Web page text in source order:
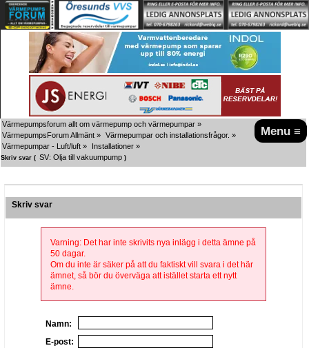
Menu ≡
Värmepumpsforum allt om värmepump och värmepumpar »
VärmepumpsForum Allmänt » Värmepumpar och installationsfrågor. »
Värmepumpar - Luft/luft » Installationer »
Skriv svar ( SV: Olja till vakuumpump )
Skriv svar
Varning: Det har inte skrivits nya inlägg i detta ämne på
50 dagar.
Om du inte är säker på att du faktiskt vill svara i det här
ämnet, så bör du överväga att istället starta ett nytt
ämne.
Namn:
E-post: